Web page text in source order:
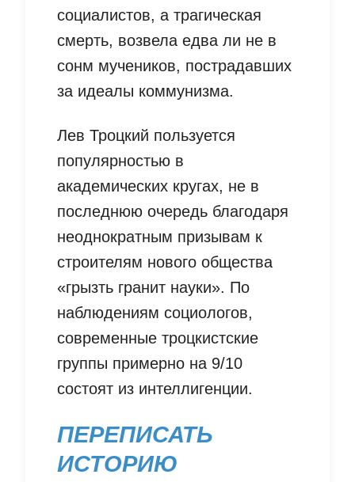
социалистов, а трагическая
смерть, возвела едва ли не в
сонм мучеников, пострадавших
за идеалы коммунизма.
Лев Троцкий пользуется
популярностью в
академических кругах, не в
последнюю очередь благодаря
неоднократным призывам к
строителям нового общества
«грызть гранит науки». По
наблюдениям социологов,
современные троцкистские
группы примерно на 9/10
состоят из интеллигенции.
ПЕРЕПИСАТЬ
ИСТОРИЮ